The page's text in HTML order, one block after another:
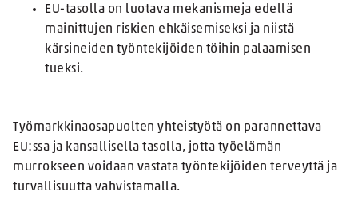
EU-tasolla on luotava mekanismeja edellä
mainittujen riskien ehkäisemiseksi ja niistä
kärsineiden työntekijöiden töihin palaamisen
tueksi.
Työmarkkinaosapuolten yhteistyötä on parannettava
EU:ssa ja kansallisella tasolla, jotta työelämän
murrokseen voidaan vastata työntekijöiden terveyttä ja
turvallisuutta vahvistamalla.